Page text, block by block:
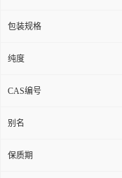
包装规格
纯度
CAS编号
别名
保质期